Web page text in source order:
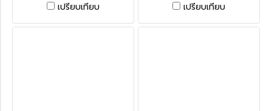
เปรียบเทียบ
เปรียบเทียบ